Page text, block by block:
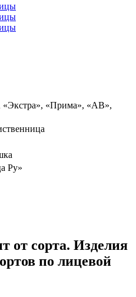
«Прима», «АВ»,
Ру»
от сорта. Изделия
по лицевой